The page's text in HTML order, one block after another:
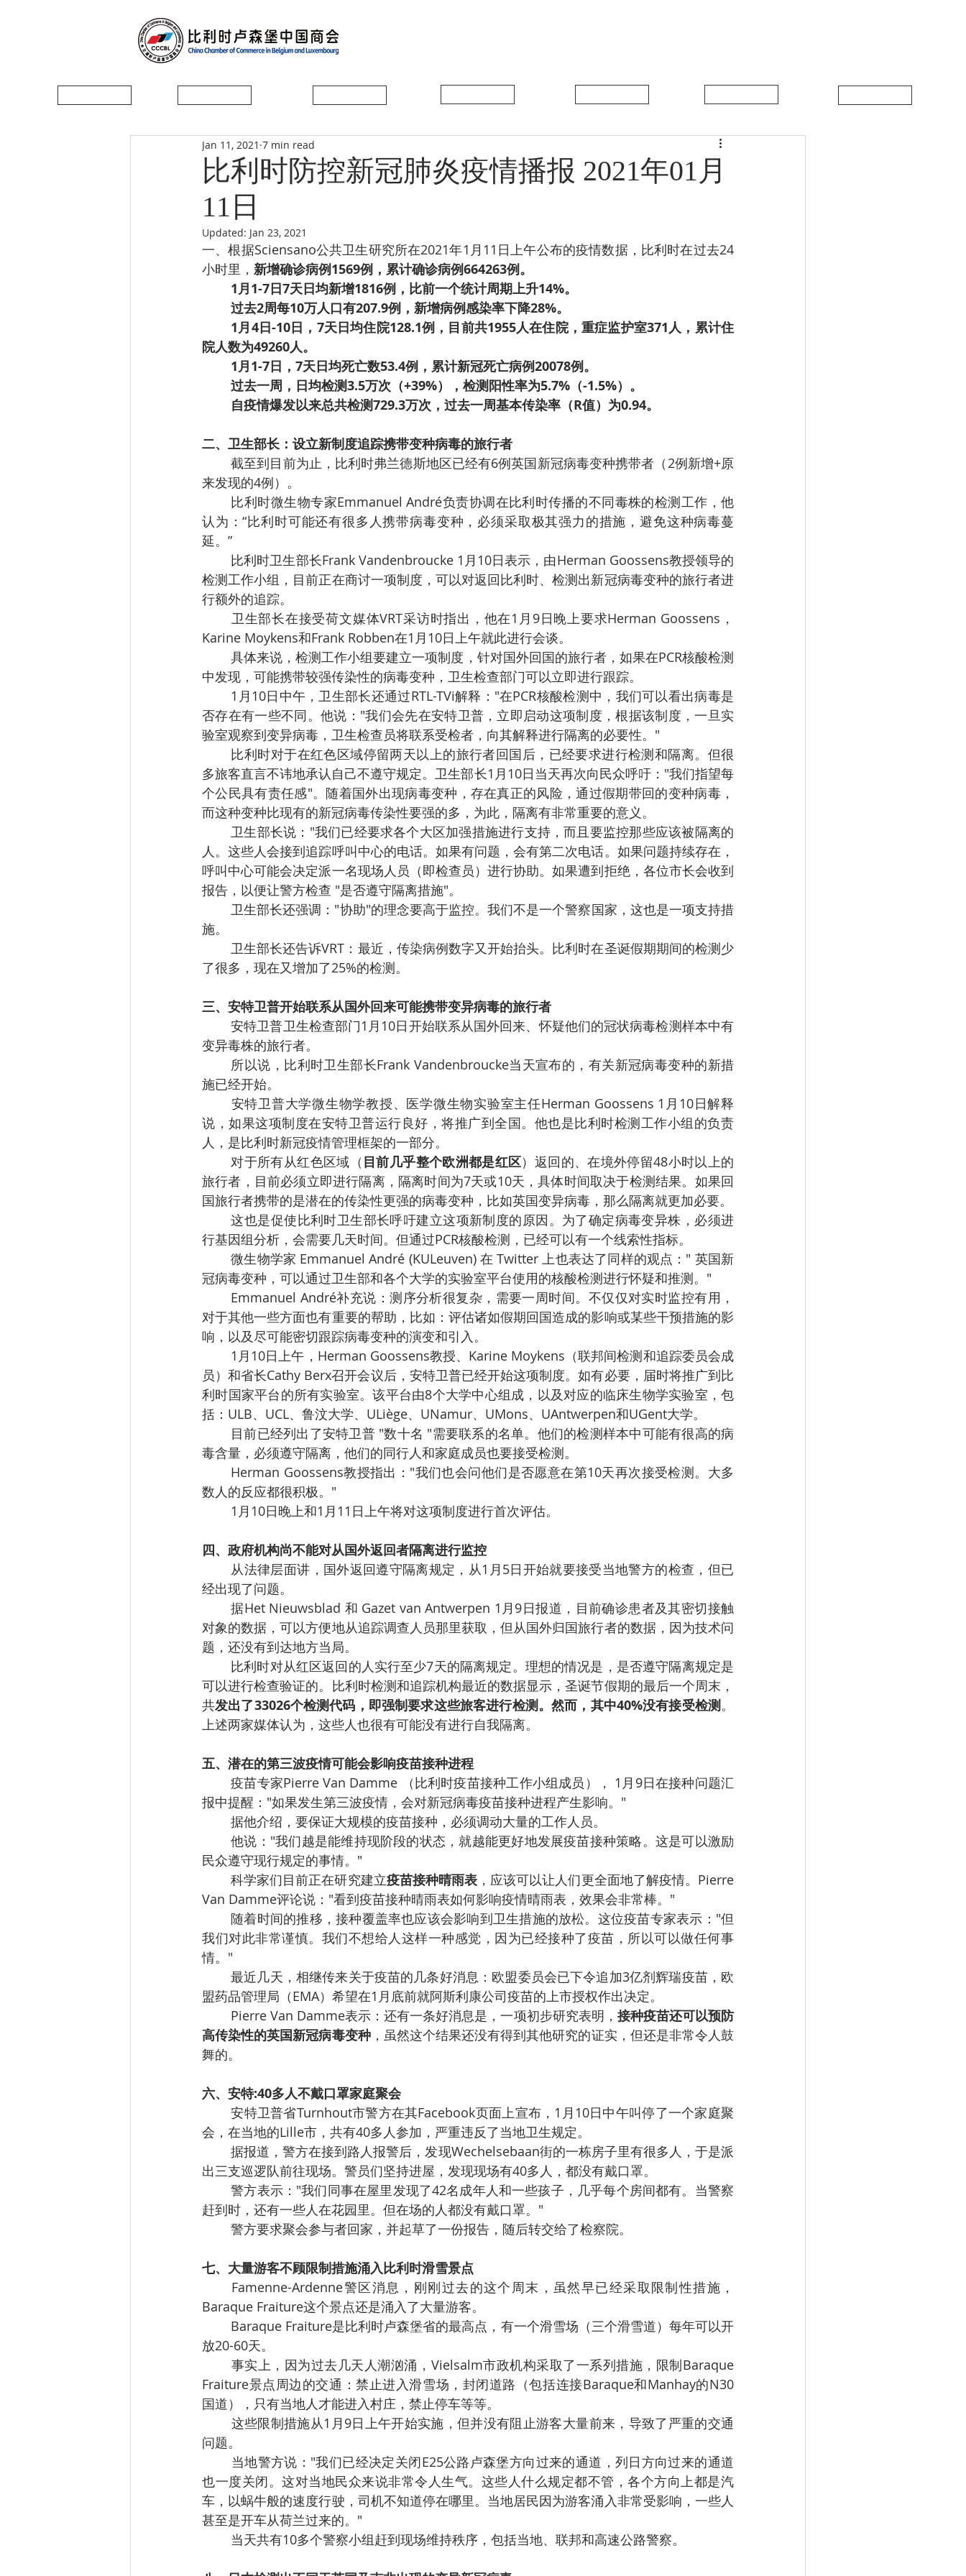
比利时防控新冠肺炎疫情播报 2021年01月
11日
Jan 11, 2021 7 min read
Updated: Jan 23, 2021
一、根据Sciensano公共卫生研究所在2021年1月11日上午公布的疫情数据，比利时在过去24
小时里， 新增确诊病例1569例，累计确诊病例664263例。
1月1-7日7天日均新增1816例，比前一个统计周期上升14%。
­过去2周每10万人口有207.9例，新增病例感染率下降28%。
1月4日-10日，7天日均住院128.1例，目前共1955人在住院，重症监护室371人，累计住
院人数为49260人。
1月1-7日，7天日均死亡数53.4例，累计新冠死亡病例20078例。
过去一周，日均检测3.5万次（+39%），检测阳性率为5.7%（-1.5%）。
自疫情爆发以来总共检测729.3万次，过去一周基本传染率（R值）为0.94。
二、卫生部长：设立新制度追踪携带变种病毒的旅行者
	截至到目前为止，比利时弗兰德斯地区已经有6例英国新冠病毒变种携带者（2例新增+原
来发现的4例）。
认为：“比利时可能还有很多人携带病毒变种，必须采取极其强力的措施，避免这种病毒蔓
延。”
检测工作小组，目前正在商讨一项制度，可以对返回比利时、检测出新冠病毒变种的旅行者进
行额外的追踪。
Karine Moykens和Frank Robben在1月10日上午就此进行会谈。
	具体来说，检测工作小组要建立一项制度，针对国外回国的旅行者，如果在PCR核酸检测
中发现，可能携带较强传染性的病毒变种，卫生检查部门可以立即进行跟踪。
否存在有一些不同。他说："我们会先在安特卫普，立即启动这项制度，根据该制度，一旦实
验室观察到变异病毒，卫生检查员将联系受检者，向其解释进行隔离的必要性。"
多旅客直言不讳地承认自己不遵守规定。卫生部长1月10日当天再次向民众呼吁："我们指望每
个公民具有责任感"。随着国外出现病毒变种，存在真正的风险，通过假期带回的变种病毒，
而这种变种比现有的新冠病毒传染性要强的多，为此，隔离有非常重要的意义。
	卫生部长说："我们已经要求各个大区加强措施进行支持，而且要监控那些应该被隔离的
人。这些人会接到追踪呼叫中心的电话。如果有问题，会有第二次电话。如果问题持续存在，
呼叫中心可能会决定派一名现场人员（即检查员）进行协助。如果遭到拒绝，各位市长会收到
报告，以便让警方检查 "是否遵守隔离措施"。
	卫生部长还强调："协助"的理念要高于监控。我们不是一个警察国家，这也是一项支持措
施。
	卫生部长还告诉VRT：最近，传染病例数字又开始抬头。比利时在圣诞假期期间的检测少
了很多，现在又增加了25%的检测。
三、安特卫普开始联系从国外回来可能携带变异病毒的旅行者
	安特卫普卫生检查部门1月10日开始联系从国外回来、怀疑他们的冠状病毒检测样本中有
变异毒株的旅行者。
施已经开始。
说，如果这项制度在安特卫普运行良好，将推广到全国。他也是比利时检测工作小组的负责
人，是比利时新冠疫情管理框架的一部分。
	对于所有从红色区域（
目前几乎整个欧洲都是红区）返回的、在境外停留48小时以上的
旅行者，目前必须立即进行隔离，隔离时间为7天或10天，具体时间取决于检测结果。如果回
国旅行者携带的是潜在的传染性更强的病毒变种，比如英国变异病毒，那么隔离就更加必要。
	这也是促使比利时卫生部长呼吁建立这项新制度的原因。为了确定病毒变异株，必须进
行基因组分析，会需要几天时间。但通过PCR核酸检测，已经可以有一个线索性指标。
	微生物学家 Emmanuel André (KULeuven) 在 Twitter 上也表达了同样的观点：" 英国新
冠病毒变种，可以通过卫生部和各个大学的实验室平台使用的核酸检测进行怀疑和推测。"
对于其他一些方面也有重要的帮助，比如：评估诸如假期回国造成的影响或某些干预措施的影
响，以及尽可能密切跟踪病毒变种的演变和引入。
员）和省长Cathy Berx召开会议后，安特卫普已经开始这项制度。如有必要，届时将推广到比
利时国家平台的所有实验室。该平台由8个大学中心组成，以及对应的临床生物学实验室，包
括：ULB、UCL、鲁汶大学、ULiège、UNamur、UMons、UAntwerpen和UGent大学。
毒含量，必须遵守隔离，他们的同行人和家庭成员也要接受检测。
数人的反应都很积极。"
	1月10日晚上和1月11日上午将对这项制度进行首次评估。
四、政府机构尚不能对从国外返回者隔离进行监控
经出现了问题。
	据Het Nieuwsblad 和 Gazet van Antwerpen 1月9日报道，目前确诊患者及其密切接触
对象的数据，可以方便地从追踪调查人员那里获取，但从国外归国旅行者的数据，因为技术问
题，还没有到达地方当局。
可以进行检查验证的。比利时检测和追踪机构最近的数据显示，圣诞节假期的最后一个周末，
共发出了33026个检测代码，即强制要求这些旅客进行检测。然而，其中40%没有接受检测。
上述两家媒体认为，这些人也很有可能没有进行自我隔离。
五、潜在的第三波疫情可能会影响疫苗接种进程
	疫苗专家Pierre Van Damme （比利时疫苗接种工作小组成员）， 1月9日在接种问题汇
报中提醒："如果发生第三波疫情，会对新冠病毒疫苗接种进程产生影响。"
	据他介绍，要保证大规模的疫苗接种，必须调动大量的工作人员。
	他说："我们越是能维持现阶段的状态，就越能更好地发展疫苗接种策略。这是可以激励
民众遵守现行规定的事情。"
	科学家们目前正在研究建立
疫苗接种晴雨表 ，应该可以让人们更全面地了解疫情。Pierre
Van Damme评论说："看到疫苗接种晴雨表如何影响疫情晴雨表，效果会非常棒。"
我们对此非常谨慎。我们不想给人这样一种感觉，因为已经接种了疫苗，所以可以做任何事
情。"
	最近几天，相继传来关于疫苗的几条好消息：欧盟委员会已下令追加3亿剂辉瑞疫苗，欧
盟药品管理局（EMA）希望在1月底前就阿斯利康公司疫苗的上市授权作出决定。
	Pierre Van Damme表示：还有一条好消息是，一项初步研究表明，
接种疫苗还可以预防
高传染性的英国新冠病毒变种，虽然这个结果还没有得到其他研究的证实，但还是非常令人鼓
舞的。
六、安特:40多人不戴口罩家庭聚会
	安特卫普省Turnhout市警方在其Facebook页面上宣布，1月10日中午叫停了一个家庭聚
会，在当地的Lille市，共有40多人参加，严重违反了当地卫生规定。
	据报道，警方在接到路人报警后，发现Wechelsebaan街的一栋房子里有很多人，于是派
出三支巡逻队前往现场。警员们坚持进屋，发现现场有40多人，都没有戴口罩。
	警方表示："我们同事在屋里发现了42名成年人和一些孩子，几乎每个房间都有。当警察
赶到时，还有一些人在花园里。但在场的人都没有戴口罩。"
	警方要求聚会参与者回家，并起草了一份报告，随后转交给了检察院。
七、大量游客不顾限制措施涌入比利时滑雪景点
Baraque Fraiture这个景点还是涌入了大量游客。
放20-60天。
Fraiture景点周边的交通：禁止进入滑雪场，封闭道路（包括连接Baraque和Manhay的N30
国道），只有当地人才能进入村庄，禁止停车等等。
问题。
也一度关闭。这对当地民众来说非常令人生气。这些人什么规定都不管，各个方向上都是汽
车，以蜗牛般的速度行驶，司机不知道停在哪里。当地居民因为游客涌入非常受影响，一些人
甚至是开车从荷兰过来的。"
	当天共有10多个警察小组赶到现场维持秩序，包括当地、联邦和高速公路警察。